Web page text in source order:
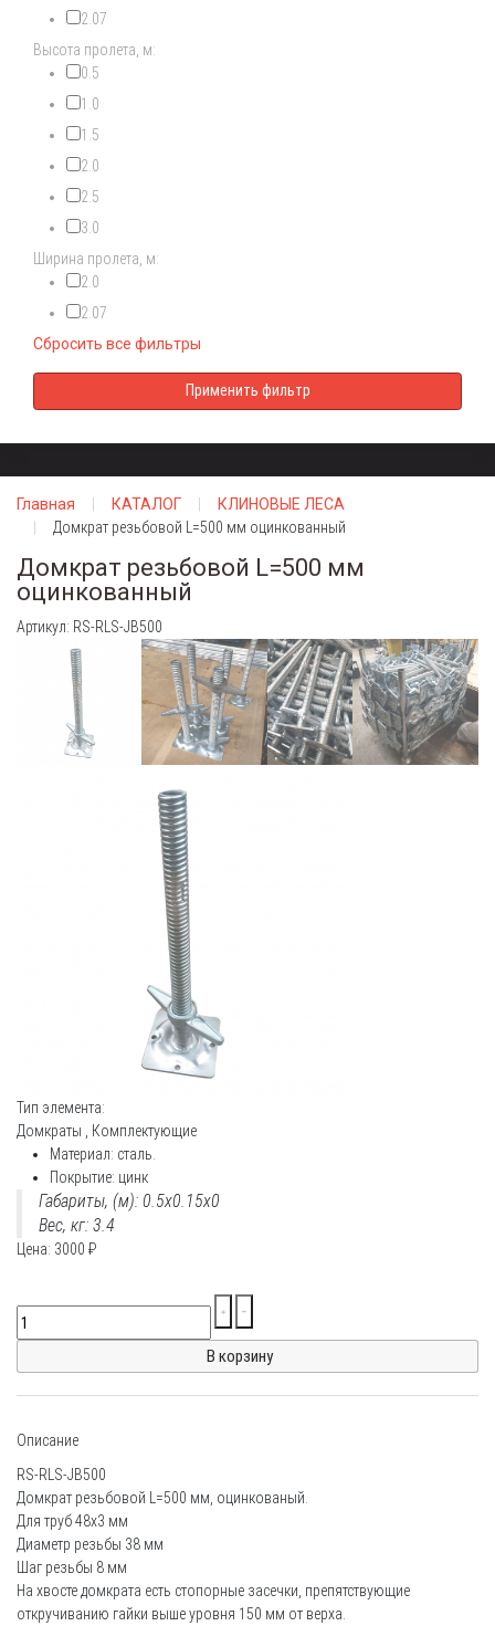
2.07
Высота пролета, м:
0.5
1.0
1.5
2.0
2.5
3.0
Ширина пролета, м:
2.0
2.07
Сбросить все фильтры
Главная КАТАЛОГ
КЛИНОВЫЕ ЛЕСА
Домкрат резьбовой L=500 мм оцинкованный
Домкрат резьбовой L=500 мм
оцинкованный
Артикул: RS-RLS-JB500
Тип элемента:
Домкраты
Комплектующие
Материал: сталь.
Покрытие: цинк
Габариты, (м): 0.5x0.15x0
Вес, кг: 3.4
Цена: 3000 ₽
Описание
RS-RLS-JB500
Домкрат резьбовой L=500 мм, оцинкованый.
Для труб 48х3 мм
Диаметр резьбы 38 мм
Шаг резьбы 8 мм
На хвосте домкрата есть стопорные засечки, препятствующие
откручиванию гайки выше уровня 150 мм от верха.